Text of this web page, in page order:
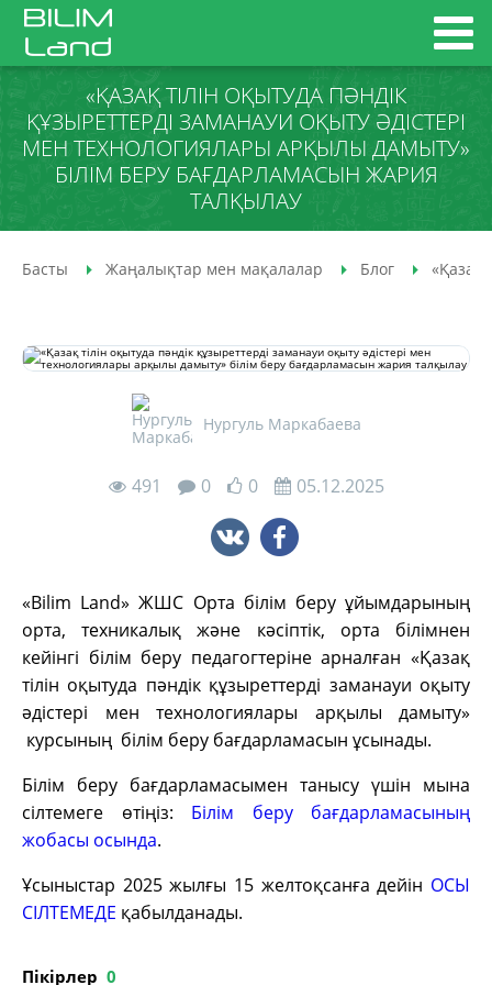
«ҚАЗАҚ ТІЛІН ОҚЫТУДА ПӘНДІК
ҚҰЗЫРЕТТЕРДІ ЗАМАНАУИ ОҚЫТУ ӘДІСТЕРІ
МЕН ТЕХНОЛОГИЯЛАРЫ АРҚЫЛЫ ДАМЫТУ»
БІЛІМ БЕРУ БАҒДАРЛАМАСЫН ЖАРИЯ
ТАЛҚЫЛАУ
Басты Жаңалықтар мен мақалалар Блог «Қазақ
Нургуль Маркабаева
491 0 0 05.12.2025
«Bilim Land» ЖШС Орта білім беру ұйымдарының
орта, техникалық және кәсіптік, орта білімнен
кейінгі білім беру педагогтеріне арналған «Қазақ
тілін оқытуда пәндік құзыреттерді заманауи оқыту
әдістері мен технологиялары арқылы дамыту»
курсының білім беру бағдарламасын ұсынады.
Білім беру бағдарламасымен танысу үшін мына
сілтемеге өтіңіз: Білім беру бағдарламасының
жобасы осында.
Ұсыныстар 2025 жылғы 15 желтоқсанға дейін ОСЫ
СІЛТЕМЕДЕ қабылданады.
Пікірлер 0